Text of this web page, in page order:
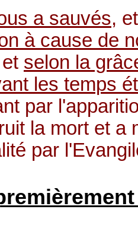
a sauvés,
à cause de
selon la
les temps
par
la mort et a
par